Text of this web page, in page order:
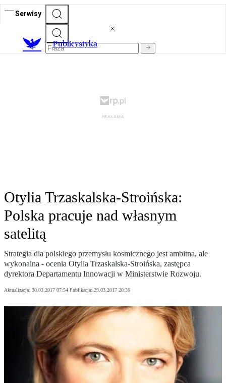
Serwisy
Publicystyka
Otylia Trzaskalska-Stroińska:
Polska pracuje nad własnym
satelitą
Strategia dla polskiego przemysłu kosmicznego jest ambitna, ale
wykonalna - ocenia Otylia Trzaskalska-Stroińska, zastępca
dyrektora Departamentu Innowacji w Ministerstwie Rozwoju.
Aktualizacja: 30.03.2017 07:54 Publikacja: 29.03.2017 20:36